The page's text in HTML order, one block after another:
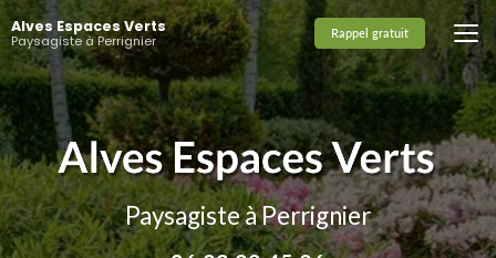
Aller
au
contenu
principal
Alves Espaces Verts
Paysagiste à Perrignier Rappel gratuit
Paysagiste à Perrignier